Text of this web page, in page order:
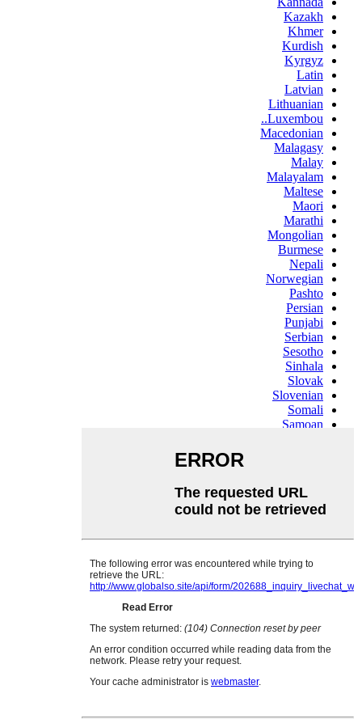
Kazakh
Khmer
Kurdish
Kyrgyz
Latin
Latvian
Lithuanian
Luxembou..
Macedonian
Malagasy
Malay
Malayalam
Maltese
Maori
Marathi
Mongolian
Burmese
Nepali
Norwegian
Pashto
Persian
Punjabi
Serbian
Sesotho
Sinhala
Slovak
Slovenian
Somali
Samoan
Swahili
Tajik
Telugu
Ukrainian
Urdu
Welsh
Xhosa
Yiddish
Tatar